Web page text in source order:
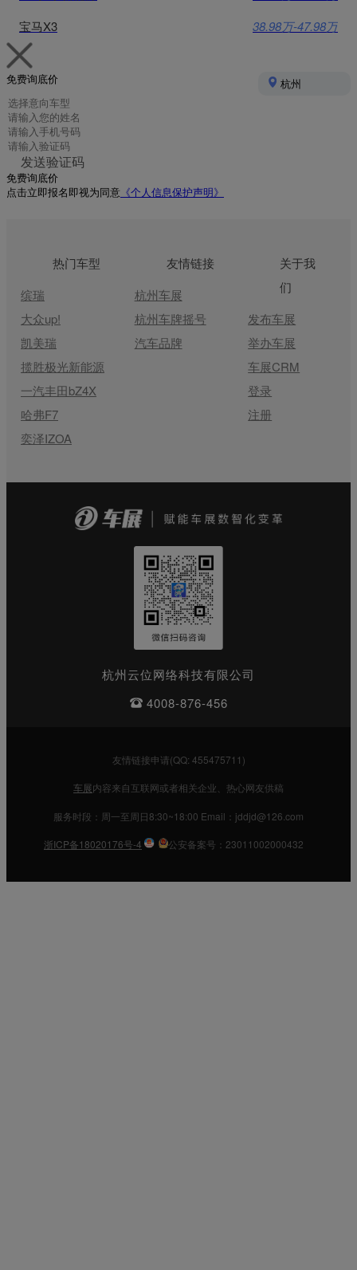
宝马X3
38.98万-47.98万
免费询底价 杭州
发送验证码
免费询底价
点击立即报名即视为同意 《个人信息保护声明》
热门车型
缤瑞
大众up!
凯美瑞
揽胜极光新能源
一汽丰田bZ4X
哈弗F7
奕泽IZOA
友情链接
杭州车展
杭州车牌摇号
汽车品牌
关于我
们
发布车展
举办车展
车展CRM
登录
注册
杭州云位网络科技有限公司
4008-876-456
友情链接申请(QQ: 455475711)
车展内容来自互联网或者相关企业、热心网友供稿
服务时段：周一至周日8:30~18:00 Email：jddjd@126.com
浙ICP备18020176号-4 公安备案号：23011002000432